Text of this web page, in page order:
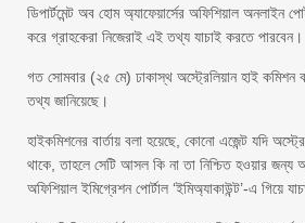
ডিপার্টমেন্ট অব হোম অ্যাফেয়ার্সের অফিশিয়াল
করে গ্রাহকেরা নিজেরাই এই তথ্য যাচাই করতে পারবেন।
গত সোমবার (২৫ মে) ঢাকাস্থ অস্ট্রেলিয়ান হাই কমিশন
তথ্য জানিয়েছে।
হাইকমিশনের বার্তায় বলা হয়েছে, কোনো এজেন্ট যদি
থাকে, তাহলে সেটি আসল কি না তা নিশ্চিত হওয়ার জন্য
অফিশিয়াল ইমিগ্রেশন পোর্টাল ‘ইমিঅ্যাকাউন্ট’-এ গিয়ে